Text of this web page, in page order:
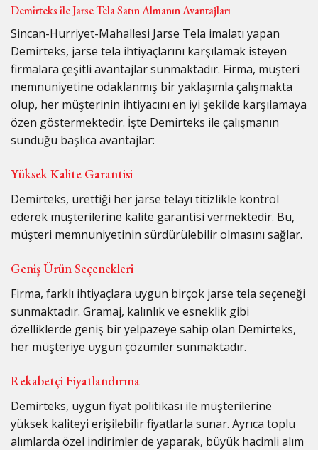
Demirteks ile Jarse Tela Satın Almanın Avantajları
Sincan-Hurriyet-Mahallesi Jarse Tela imalatı yapan
Demirteks, jarse tela ihtiyaçlarını karşılamak isteyen
firmalara çeşitli avantajlar sunmaktadır. Firma, müşteri
memnuniyetine odaklanmış bir yaklaşımla çalışmakta
olup, her müşterinin ihtiyacını en iyi şekilde karşılamaya
özen göstermektedir. İşte Demirteks ile çalışmanın
sunduğu başlıca avantajlar:
Yüksek Kalite Garantisi
Demirteks, ürettiği her jarse telayı titizlikle kontrol
ederek müşterilerine kalite garantisi vermektedir. Bu,
müşteri memnuniyetinin sürdürülebilir olmasını sağlar.
Geniş Ürün Seçenekleri
Firma, farklı ihtiyaçlara uygun birçok jarse tela seçeneği
sunmaktadır. Gramaj, kalınlık ve esneklik gibi
özelliklerde geniş bir yelpazeye sahip olan Demirteks,
her müşteriye uygun çözümler sunmaktadır.
Rekabetçi Fiyatlandırma
Demirteks, uygun fiyat politikası ile müşterilerine
yüksek kaliteyi erişilebilir fiyatlarla sunar. Ayrıca toplu
alımlarda özel indirimler de yaparak, büyük hacimli alım